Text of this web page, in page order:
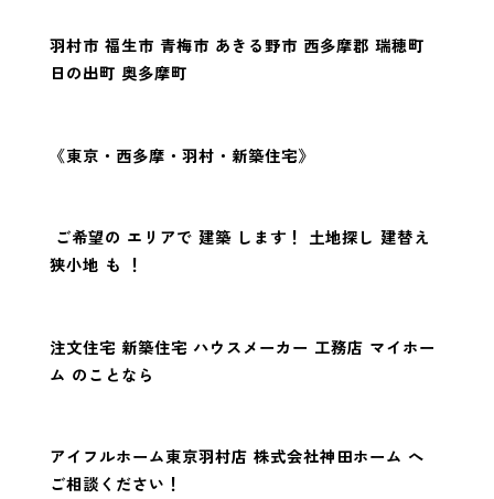
羽村市 福生市 青梅市 あきる野市 西多摩郡 瑞穂町
日の出町 奥多摩町
《東京・西多摩・羽村・新築住宅》
ご希望の エリアで 建築 します！ 土地探し 建替え
狭小地 も ！
注文住宅 新築住宅 ハウスメーカー 工務店 マイホー
ム のことなら
アイフルホーム東京羽村店 株式会社神田ホーム へ
ご相談ください！